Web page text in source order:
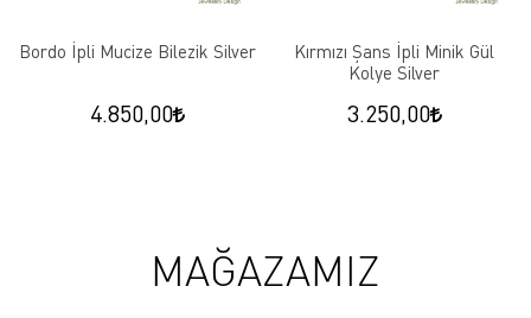
Bordo İpli Mucize Bilezik Silver
4.850,00
Kırmızı Şans İpli Minik Gül
Kolye Silver
3.250,00
MAĞAZAMIZ